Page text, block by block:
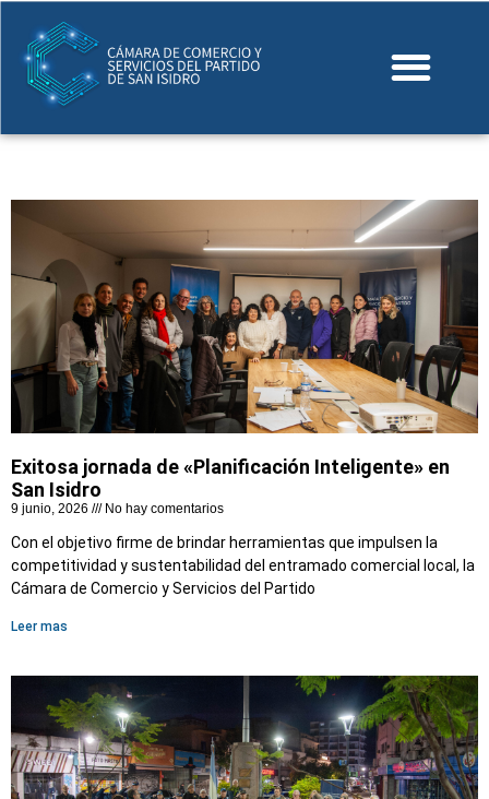
Exitosa jornada de «Planificación Inteligente» en
San Isidro
9 junio, 2026 No hay comentarios
Con el objetivo firme de brindar herramientas que impulsen la
competitividad y sustentabilidad del entramado comercial local, la
Cámara de Comercio y Servicios del Partido
Leer mas